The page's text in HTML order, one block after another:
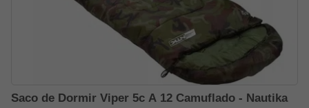
Saco de Dormir Viper 5c A 12 Camuflado - Nautika